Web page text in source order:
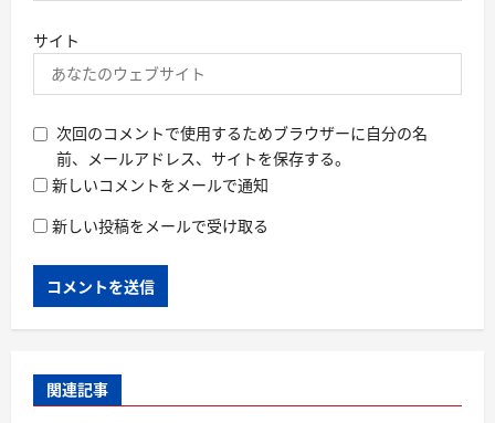
サイト
次回のコメントで使用するためブラウザーに自分の名
前、メールアドレス、サイトを保存する。
新しいコメントをメールで通知
新しい投稿をメールで受け取る
関連記事